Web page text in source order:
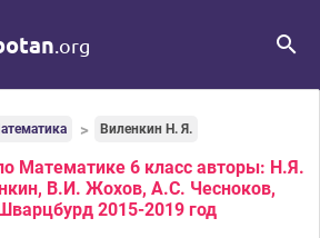
.org
Виленкин Н. Я.
Математике 6 класс авторы: Н.Я.
В.И. Жохов, А.С. Чесноков,
2015-2019 год